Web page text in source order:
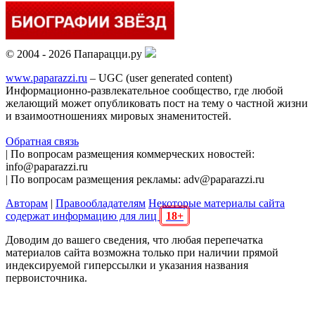
© 2004 - 2026 Папарацци.ру
www.paparazzi.ru – UGC (user generated content)
Информационно-развлекательное сообщество, где любой
желающий может опубликовать пост на тему о частной жизни
и взаимоотношениях мировых знаменитостей.
Обратная связь
| По вопросам размещения коммерческих новостей:
info@paparazzi.ru
| По вопросам размещения рекламы: adv@paparazzi.ru
Авторам | Правообладателям Некоторые материалы сайта
содержат информацию для лиц
18+
Доводим до вашего сведения, что любая перепечатка
материалов сайта возможна только при наличии прямой
индексируемой гиперссылки и указания названия
первоисточника.